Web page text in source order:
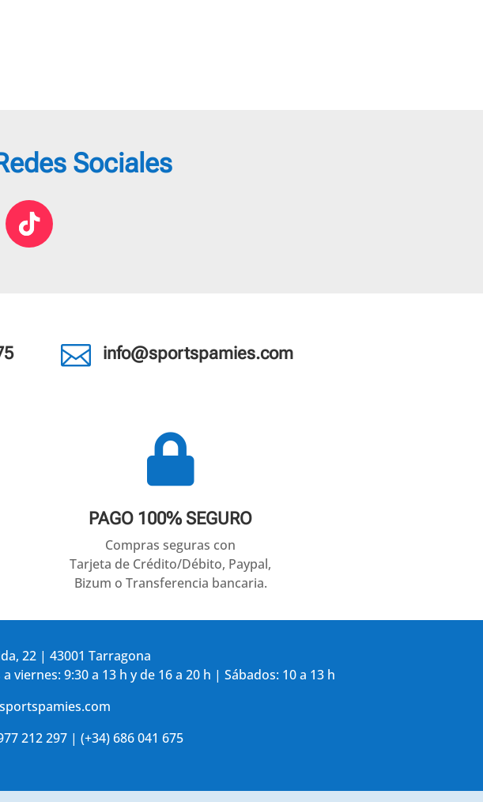
Sociales
 info@sportspamies.com

PAGO 100% SEGURO
Compras seguras con
Tarjeta de Crédito/Débito, Paypal,
Bizum o Transferencia bancaria.
22 | 43001 Tarragona
a viernes: 9:30 a 13 h y de 16 a 20 h | Sábados: 10 a 13 h
212 297 | (+34) 686 041 675